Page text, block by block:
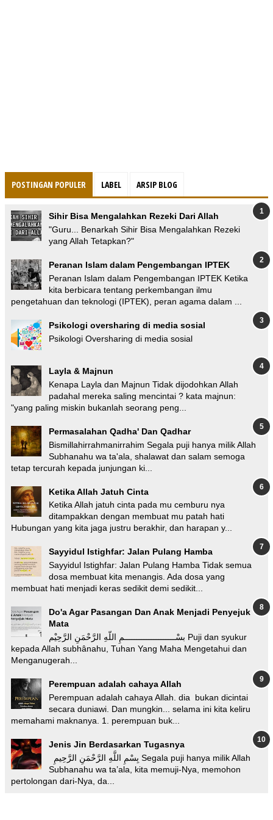
POSTINGAN POPULER LABEL ARSIP BLOG
Sihir Bisa Mengalahkan Rezeki Dari Allah
"Guru... Benarkah Sihir Bisa Mengalahkan Rezeki
yang Allah Tetapkan?"
Peranan Islam dalam Pengembangan IPTEK
Peranan Islam dalam Pengembangan IPTEK Ketika
kita berbicara tentang perkembangan ilmu
pengetahuan dan teknologi (IPTEK), peran agama dalam ...
Psikologi oversharing di media sosial
Psikologi Oversharing di media sosial
Layla & Majnun
Kenapa Layla dan Majnun Tidak dijodohkan Allah
padahal mereka saling mencintai ? kata majnun:
"yang paling miskin bukanlah seorang peng...
Permasalahan Qadha' Dan Qadhar
Bismillahirrahmanirrahim Segala puji hanya milik Allah
Subhanahu wa ta'ala, shalawat dan salam semoga
tetap tercurah kepada junjungan ki...
Ketika Allah Jatuh Cinta
Ketika Allah jatuh cinta pada mu cemburu nya
ditampakkan dengan membuat mu patah hati
Hubungan yang kita jaga justru berakhir, dan harapan y...
Sayyidul Istighfar: Jalan Pulang Hamba
Sayyidul Istighfar: Jalan Pulang Hamba Tidak semua
dosa membuat kita menangis. Ada dosa yang
membuat hati menjadi keras sedikit demi sedikit...
Do'a Agar Pasangan Dan Anak Menjadi Penyejuk
Mata
بسْـــــــــــــــــــــمِ اللّهِ الرَّحْمَنِ الرَّحِيْم Puji dan syukur
kepada Allah subhânahu, Tuhan Yang Maha Mengetahui dan
Menganugerah...
Perempuan adalah cahaya Allah
Perempuan adalah cahaya Allah. dia bukan dicintai
secara duniawi. Dan mungkin... selama ini kita keliru
memahami maknanya. 1. perempuan buk...
Jenis Jin Berdasarkan Tugasnya
Subhanahu wa ta’ala, kita memuji-Nya, memohon
pertolongan dari-Nya, da...